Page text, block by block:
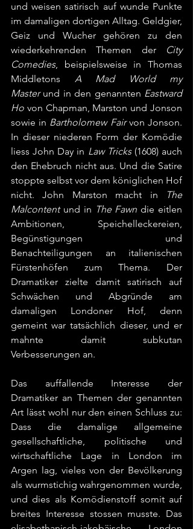
und weisen satirisch auf wunde Punkte
im damaligen dortigen Alltag. Geldgier,
Geiz und Wucher gehören zu den
wiederkehrenden Themen der
City
Comedies, beispielsweise in Thomas
Middletons A Mad World my
Master und in den genannten Eastward
Ho von Chapman, Marston und Jonson
sowie in Bartholomew Fair von Jonson.
In dieser niederen Form der Komödie
liess John Day in Law Tricks (1608) auch
den Ehebruch nicht aus. Und die Satire
stoppte selbst vor dem königlichen Hof
nicht. John Marston macht in
The
Malcontent und in The Fawn die eitlen
Ambitionen, Speichelleckereien,
Begünstigungen und
Benachteiligungen an italienischen
Fürstenhöfen zum Thema. Der
Dramatiker zielte damit satirisch auf
Schwächen und Abgründe am
damaligen Londoner Hof, denn
gemeint war tatsächlich dieser, und er
mahnte damit subkutan
Verbesserungen an.
Das auffallende Interesse der
Dramatiker an Themen der genannten
Art lässt wohl nur den einen Schluss zu:
Dass die damalige allgemeine
gesellschaftliche, politische und
wirtschaftliche Lage in London im
Argen lag, vieles von der Bevölkerung
als wurmstichig wahrgenommen wurde,
und dies als Komödienstoff somit auf
breites Interesse stossen musste. Das